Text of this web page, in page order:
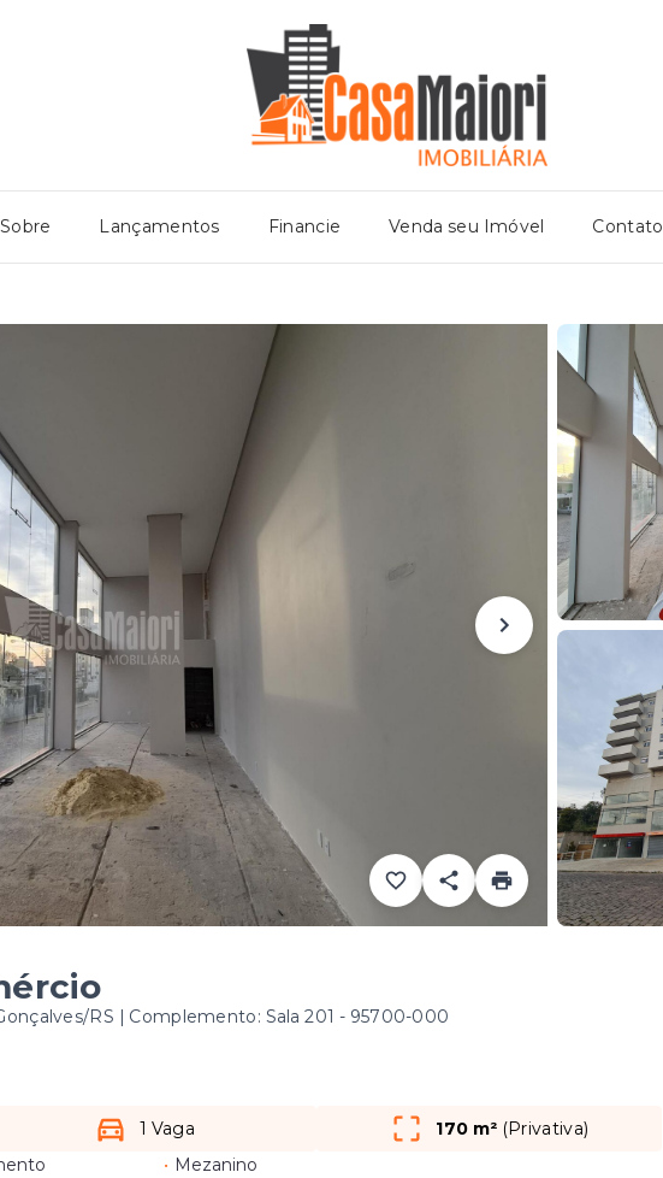
Sobre Lançamentos Financie Venda seu Imóvel Contato
RS | Complemento: Sala 201 - 95700-000
1 Vaga 170 m² (Privativa)
• Mezanino